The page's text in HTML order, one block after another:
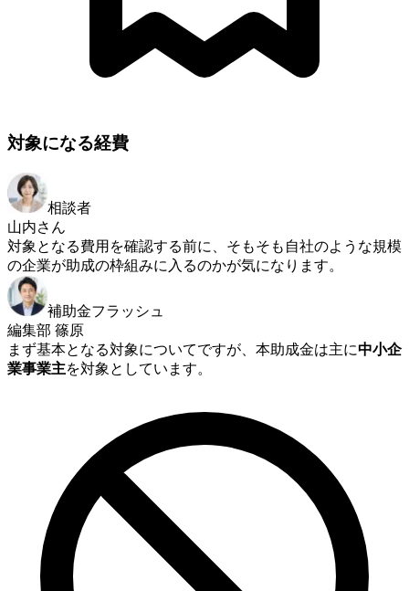
対象になる経費
相談者
山内さん
対象となる費用を確認する前に、そもそも自社のような規模
の企業が助成の枠組みに入るのかが気になります。
補助金フラッシュ
編集部 篠原
まず基本となる対象についてですが、本助成金は主に中小企
業事業主を対象としています。